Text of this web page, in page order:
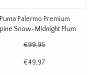
Puma Palermo Premium
Snow-Midnight Plum
€99,95
€49,97